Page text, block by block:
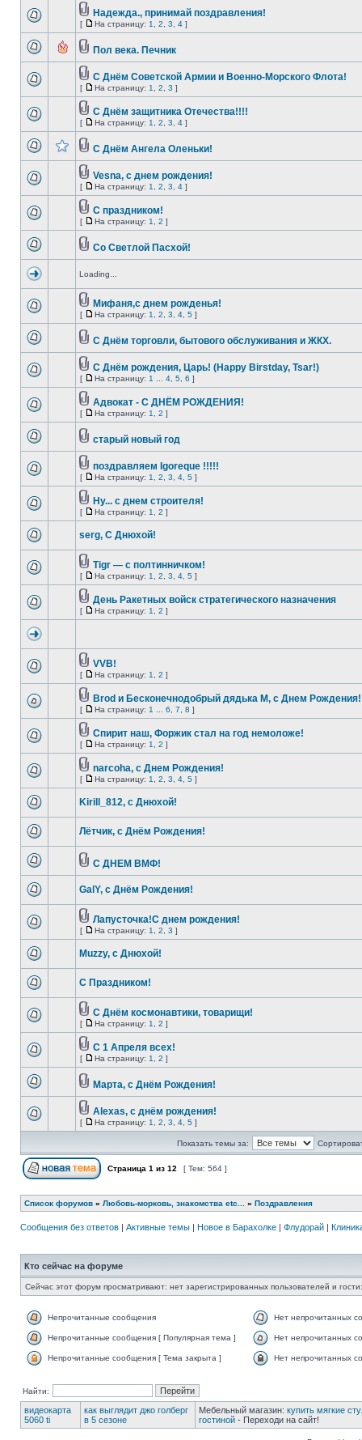
Надежда., принимай поздравления!
[ На страницу: 1 2 3 4 ]
Пол века. Печник
С Днём Советской Армии и Военно-Морского Флота!
[ На страницу: 1 2 3 ]
С Днём защитника Отечества!!!!
[ На страницу: 1 2 3 4 ]
С Днём Ангела Оленьки!
Vesna, с днем рождения!
[ На страницу: 1 2 3 4 ]
С праздником!
[ На страницу: 1 2 ]
Со Светлой Пасхой!
Loading...
Мифаня,с днем рожденья!
[ На страницу: 1 2 3 4 5 ]
С Днём торговли, бытового обслуживания и ЖКХ.
C Днём рождения, Царь! (Happy Birstday, Tsar!)
[ На страницу: 1 4 5 6 ]
Адвокат - С ДНЁМ РОЖДЕНИЯ!
[ На страницу: 1 2 ]
старый новый год
поздравляем Igoreque !!!!!
[ На страницу: 1 2 3 4 5 ]
Ну... с днем строителя!
[ На страницу: 1 2 ]
serg, С Днюхой!
Tigr — с полтинничком!
[ На страницу: 1 2 3 4 5 ]
День Ракетных войск стратегического назначения
[ На страницу: 1 2 ]
VVB!
[ На страницу: 1 2 ]
Brod и Бесконечнодобрый дядька М, с Днем Рождения!
[ На страницу: 1 6 7 8 ]
Спирит наш, Форжик стал на год немоложе!
[ На страницу: 1 2 ]
narcoha, с Днем Рождения!
[ На страницу: 1 2 3 4 5 ]
Kirill_812, с Днюхой!
Лётчик, с Днём Рождения!
С ДНЕМ ВМФ!
GalY, с Днём Рождения!
Лапусточка!С днем рождения!
[ На страницу: 1 2 3 ]
Muzzy, с Днюхой!
С Праздником!
С Днём космонавтики, товарищи!
[ На страницу: 1 2 ]
C 1 Апреля всех!
[ На страницу: 1 2 ]
Марта, с Днём Рождения!
Alexas, с днём рождения!
[ На страницу: 1 2 3 4 5 ]
Показать темы за:
Страница 1 из 12 [ Тем: 564 ]
Список форумов » Любовь-морковь, знакомства etc... » Поздравления
Сообщения без ответов | Активные темы | Новое в Барахолке | Флудорай |
Кто сейчас на форуме
Сейчас этот форум просматривают: нет зарегистрированных пользователей и
Непрочитанные сообщения Нет непрочитанных
Непрочитанные сообщения [ Популярная тема ] Нет непрочитанных
Непрочитанные сообщения [ Тема закрыта ] Нет непрочитанных
Найти:
видеокарта
5060 ti
как выглядит джо голберг
в 5 сезоне
Мебельный магазин: купить мягкие
гостиной - Переходи на сайт!